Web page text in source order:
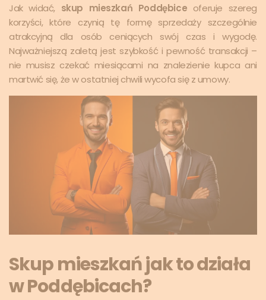
Jak widać, skup mieszkań Poddębice oferuje szereg
korzyści, które czynią tę formę sprzedaży szczególnie
atrakcyjną dla osób ceniących swój czas i wygodę.
Najważniejszą zaletą jest szybkość i pewność transakcji –
nie musisz czekać miesiącami na znalezienie kupca ani
martwić się, że w ostatniej chwili wycofa się z umowy.
Skup mieszkań jak to działa
w Poddębicach?